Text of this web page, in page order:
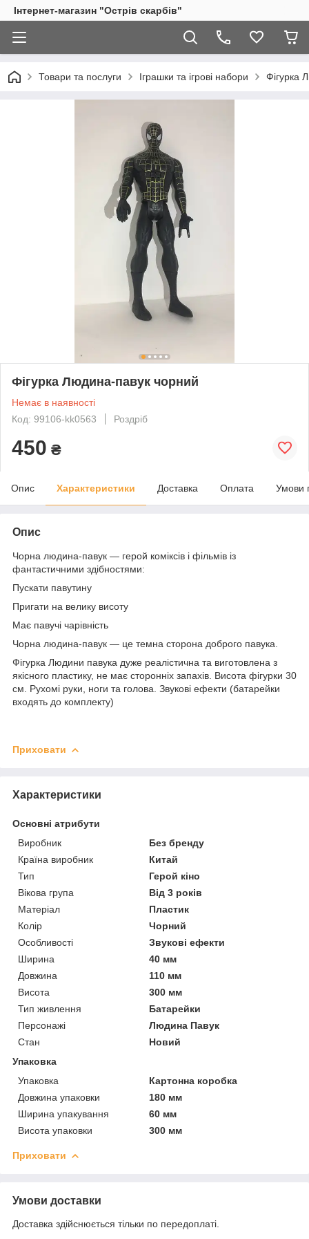
Інтернет-магазин "Острів скарбів"
Товари та послуги Іграшки та ігрові набори Фігурка
Фігурка Людина-павук чорний
Немає в наявності
Код: 99106-kk0563
Роздріб
450 ₴
Опис Характеристики Доставка Оплата Умови
Опис
Чорна людина-павук — герой коміксів і фільмів із
фантастичними здібностями:
Пускати павутину
Пригати на велику висоту
Має павучі чарівність
Чорна людина-павук — це темна сторона доброго павука.
Фігурка Людини павука дуже реалістична та виготовлена з
якісного пластику, не має сторонніх запахів. Висота фігурки 30
см. Рухомі руки, ноги та голова. Звукові ефекти (батарейки
входять до комплекту)
Приховати
Характеристики
Основні атрибути
Виробник
Без бренду
Країна виробник
Китай
Тип
Герой кіно
Вікова група
Від 3 років
Матеріал
Пластик
Колір
Чорний
Особливості
Звукові ефекти
Ширина
40 мм
Довжина
110 мм
Висота
300 мм
Тип живлення
Батарейки
Персонажі
Людина Павук
Стан
Новий
Упаковка
Упаковка
Картонна коробка
Довжина упаковки
180 мм
Ширина упакування
60 мм
Висота упаковки
300 мм
Приховати
Умови доставки
Доставка здійснюється тільки по передоплаті.